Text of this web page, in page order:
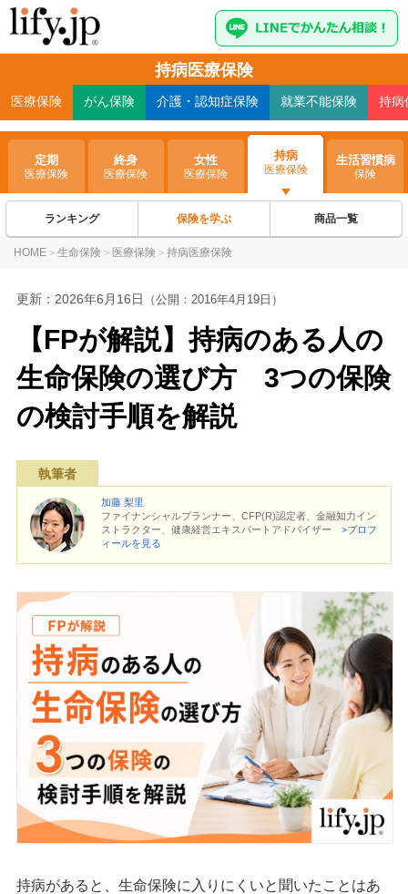
医療保険 がん保険 介護・認知症保険 就業不能保険 持病
定期
医療保険
終身
医療保険
女性
医療保険
持病
医療保険
生活習慣病
保険
持病医療保険
ランキング 保険を学ぶ 商品一覧
HOME > 生命保険 > 医療保険 > 持病医療保険
更新： 2026年6月16日 （公開：2016年4月19日）
【FPが解説】持病のある人の
生命保険の選び方 3つの保険
の検討手順を解説
執筆者
加藤 梨里
ファイナンシャルプランナー、CFP(R)認定者、金融知力イン
ストラクター、健康経営エキスパートアドバイザー >プロフ
ィールを見る
持病があると、生命保険に入りにくいと聞いたことはあ